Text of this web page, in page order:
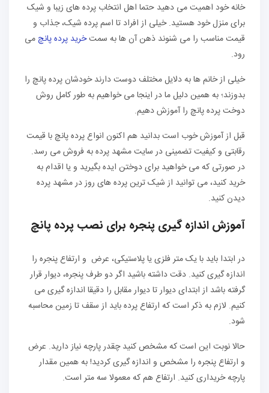
خانه خود اهمیت می دهید حتما اهل انتخاب پرده های زیبا و شیک
برای منزل خود هستید. خیلی از افراد تا اسم پرده شیک، جذاب و
قیمت مناسب را می شنوند ذهن آن ها به سمتخرید پرده پانچمی
رود.
خیلی از خانم ها به دلایل مختلف دوست دارند خودشان پرده پانچ را
بدوزند؛ به همین دلیل ما در اینجا می خواهیم به طور کامل روش
دوخت پرده پانچ را آموزش دهیم.
قبل از آموزش خوب است بدانید هم اکنون انواع پرده پانچ با قیمت
رقابتی و کیفیت تضمینی در سایت مشهد پرده به فروش می رسد.
در صورتی که می خواهید برای دوختن ایده بگیرید و یا اقدام به
خرید کنید، می توانید از شیک ترین پرده های روز در مشهد پرده
دیدن کنید.
آموزش اندازه گیری پنجره برای نصب پرده پانچ
در ابتدا باید با یک متر فلزی یا پلاستیکی، عرض و ارتفاع پنجره را
اندازه گیری کنید. دقت داشته باشید اگر دو طرف پنجره، دیوار قرار
گرفته باشد از ابتدای دیوار تا دیوار مقابل را دقیقا اندازه گیری می
کنیم. لازم به ذکر است که ارتفاع پرده باید از سقف تا زمین محاسبه
شود.
حالا نوبت این است که مشخص کنید چقدر پارچه نیاز دارید. عرض
و ارتفاع پنجره را مشخص و اندازه گیری کردید! به همین مقدار
پارچه خریداری کنید. ارتفاع هم که معمولا سه متر است.